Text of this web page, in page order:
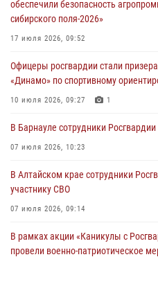
обеспечили безопасность
сибирского поля-2026»
17 июля 2026, 09:52
Офицеры росгвардии стали
«Динамо» по спортивному
10 июля 2026, 09:27 1
В Барнауле сотрудники
07 июля 2026, 10:23
В Алтайском крае сотрудники
участнику СВО
07 июля 2026, 09:14
В рамках акции «Каникулы с
провели военно-патриотическое